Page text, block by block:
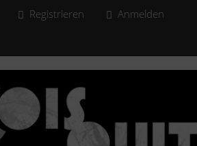
Registrieren Anmelden